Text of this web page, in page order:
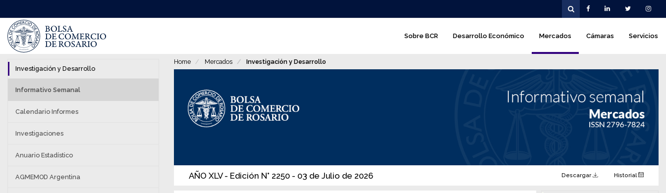
al
contenido
principal
e
Sobre BCR Desarrollo Económico Mercados Cámaras Servicios
Home Mercados Investigación y Desarrollo
AÑO XLV - Edición N° 2250 - 03 de Julio de 2026 Descargar Historial
Investigación y Desarrollo
Informativo Semanal
Calendario Informes
Investigaciones
Anuario Estadístico
AGMEMOD Argentina